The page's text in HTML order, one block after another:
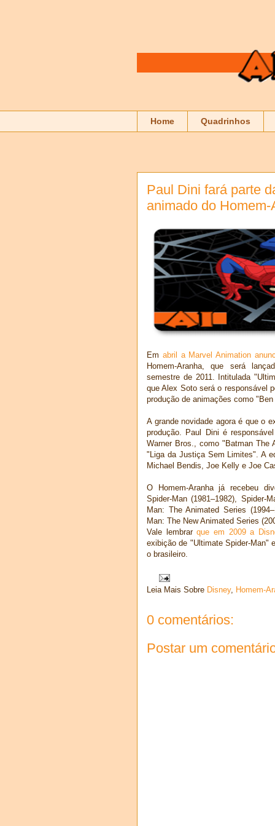
Home Quadrinhos
Paul Dini fará parte
animado do Homem-
Em abril a Marvel Animation
Homem-Aranha, que será
semestre de 2011. Intitulada
que Alex Soto será o responsável
produção de animações como
A grande novidade agora é que o
produção. Paul Dini é
Warner Bros., como "Batman The
"Liga da Justiça Sem Limites". A
Michael Bendis, Joe Kelly e Joe
O Homem-Aranha já recebeu
Spider-Man (1981–1982), Spider-
Man: The Animated Series
Man: The New Animated Series
Vale lembrarque em 2009 a
exibição de "Ultimate Spider-Man"
o brasileiro.
Leia Mais Sobre Disney, Homem-
0 comentários:
Postar um